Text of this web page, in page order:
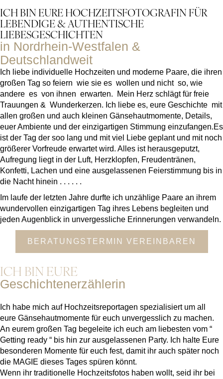
ICH BIN EURE HOCHZEITSFOTOGRAFIN FÜR
LEBENDIGE&AUTHENTISCHE
LIEBESGESCHICHTEN
in Nordrhein-Westfalen &
Deutschlandweit
Ich liebe individuelle Hochzeiten und moderne Paare, die ihren
großen Tag so feiern wie sie es wollen und nicht so, wie
andere es von ihnen erwarten. Mein Herz schlägt für freie
Trauungen & Wunderkerzen. Ich liebe es, eure Geschichte mit
allen großen und auch kleinen Gänsehautmomente, Details,
euer Ambiente und der einzigartigen Stimmung einzufangen.Es
ist der Tag der soo lang und mit viel Liebe geplant und mit noch
größerer Vorfreude erwartet wird. Alles ist herausgeputzt,
Aufregung liegt in der Luft, Herzklopfen, Freudentränen,
Konfetti, Lachen und eine ausgelassenen Feierstimmung bis in
die Nacht hinein . . . . . .
Im laufe der letzten Jahre durfte ich unzählige Paare an ihrem
wundervollen einzigartigen Tag ihres Lebens begleiten und
jeden Augenblick in unvergessliche Erinnerungen verwandeln.
BERATUNGSTERMIN VEREINBAREN
ICH BIN EURE
Geschichtenerzählerin
Ich habe mich auf Hochzeitsreportagen spezialisiert um all
eure Gänsehautmomente für euch unvergesslich zu machen.
An eurem großen Tag begeleite ich euch am liebesten vom “
Getting ready “ bis hin zur ausgelassenen Party. Ich halte Eure
besonderen Momente für euch fest, damit ihr auch später noch
die MAGIE dieses Tages spüren könnt.
Wenn ihr traditionelle Hochzeitsfotos haben wollt, seid ihr bei